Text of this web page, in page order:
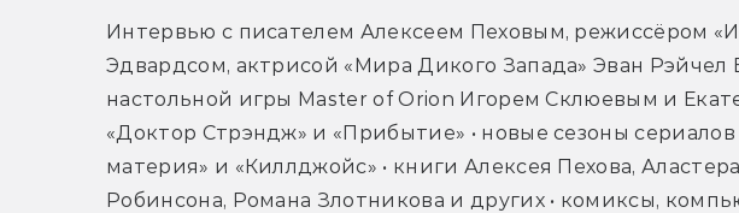
Интервью с писателем Алексеем Пеховым, режиссёром
Эдвардсом, актрисой «Мира Дикого Запада» Эван Рэйчел
настольной игры Master of Orion Игорем Склюевым и
«Доктор Стрэндж» и «Прибытие» • новые сезоны сериалов
материя» и «Киллджойс» • книги Алексея Пехова,
Робинсона, Романа Злотникова и других • комиксы,